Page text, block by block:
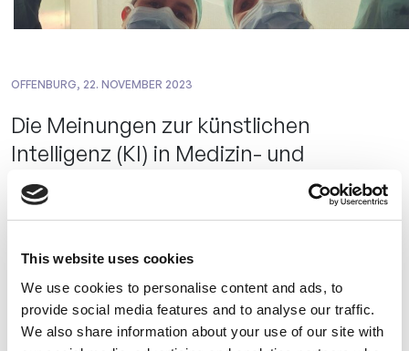
This website uses cookies
We use cookies to personalise content and ads, to
provide social media features and to analyse our traffic.
We also share information about your use of our site with
OFFENBURG, 22. NOVEMBER 2023
Die Meinungen zur künstlichen
Intelligenz (KI) in Medizin- und
Pharmaindustrie schwanken zwischen
Begeisterung und Skepsis,
schwer vorstellbaren Auswirkungen
des Megatrends. Während einige den
technologischen Fortschritt begrüßen,